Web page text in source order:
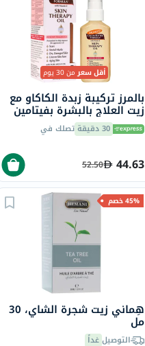
أقل سعرمن 30 يوم
بالمرز تركيبة زبدة الكاكاو مع
زيت العلاج بالبشرة بفيتامين
إي 60 مل 30 دقيقة تصلك في
44.63
52.50
45% خصم
هِماني زيت شجرة الشاي، 30
مل
التوصيلغداً